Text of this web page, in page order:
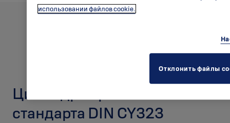
Цилиндр европейского
стандарта DIN CY323
использовании файлов cookie.
Отклонить файлы